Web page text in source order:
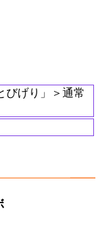
びげり」＞通常